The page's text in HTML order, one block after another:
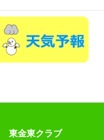
東金東クラブ